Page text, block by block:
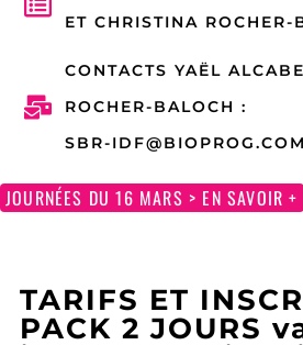
ET CHRISTINA ROCHER-
CONTACTS YAËL
ROCHER-BALOCH :
SBR-IDF@BIOPROG.COM
JOURNÉES DU 16 MARS > EN SAVOIR +
TARIFS ET
PACK 2 JOURS